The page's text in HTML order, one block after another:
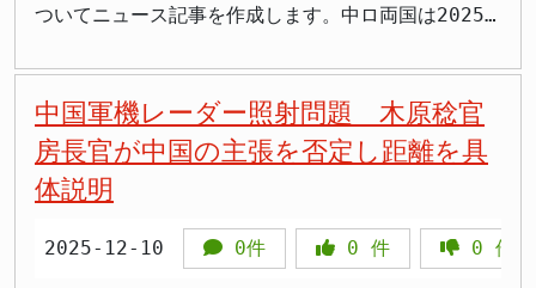
きを見せてきました。しかし、選択的夫婦別姓や労働
らいいと期待を示しています。公明党は自民党との連
立政権から離脱しており、連合と公明党が選択的夫婦
別姓で連携する可能性も出てきています。 木原官房
長官氏の連合接近は、国民民主党との連立拡大を見据
えた戦略的な動きです。しかし、連合が高市政権の政
策に否定的な姿勢を崩さない限り、自維国政権実現の
衆議院議員6期目、防衛大臣や内閣総理大臣補佐官な
コロナウイルス禍での台湾へのワクチン供給に尽力し
た経歴を持ちます。 中国は南シナ海でも国際仲裁裁
判所の判決を無視して一方的な領有権主張を続けてお
り、同様の手法を沖縄にも適用しようとしている可能
性があります。2013年には中国メディアが2040年か
るとする「六場戦争」計画を報じたこともあり、中国
の長期的な戦略が懸念されています。 日本政府は中
に閣議決定された国家安全保障戦略では、防衛費を国
方針が示された。また、反撃能力（敵基地攻撃能力）
の保有も明記され、中国の軍事的脅威に対抗する姿勢
を明確にしている。 しかし、野党や一部の市民団体
からは、防衛費増額が財政を圧迫し、福祉や教育への
予算配分に影響を与えるとの批判も出ている。防衛力
大きな課題となっている。 国際社会の連携と日本の
役割 米国防総省の報告書公表を受け、国際社会では
的なアプローチといえます。 政府は2026年の通常国
すとしています。この制度が実現すれば、マイナンバ
ーカードやパスポート、運転免許証などの公的書類に
旧姓を併記する法的根拠が整備され、金融機関での手
続きなど日常生活での不便が大幅に軽減される見通し
です。 選択的夫婦別姓制度の問題点が浮き彫り 選択
的夫婦別姓制度については、家族制度に与える深刻な
影響が長年指摘されてきました。家族の一体感や絆の
統領にパンダを贈呈し、同年に田中角栄首相も訪中し
市早苗首相が台湾有事について「存立危機事態になり
得る」と発言すると、中国は激しく反発し、自国民の
日本渡航自粛や日本の水産物輸入停止措置を発表し
た。このように、政治的な対立が生じるたびに経済や
文化交流が人質に取られる構造が続いている。 >「パ
ンダがいなくなるのは寂しいけど、中国の政治的な道
ついてニュース記事を作成します。中ロ両国は2025
これは従来より踏み込んだ範囲での飛行であり、日本
政府は強い懸念を表明しています。 中ロ爆撃機が四
国沖まで飛行、過去9回目の共同示威行動 中国軍とロ
シア軍の爆撃機計4機が2025年12月9日、東シナ海か
ら四国沖の太平洋にかけて長距離の共同飛行を実施し
目となりますが、今回は四国沖の太平洋まで進出する
のは初めての事態となっています。 防衛省統合幕僚
中国軍機レーダー照射問題 木原稔官
房長官が中国の主張を否定し距離を具
体説明
2025-12-10 0件 0 件 0 件